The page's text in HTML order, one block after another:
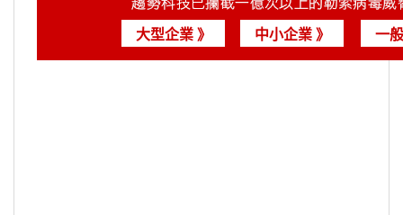
大型企業 》 中小企業 》 一